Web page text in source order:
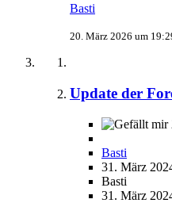
Basti
20. März 2026 um
Update der
Basti
31. März
Basti
31. März